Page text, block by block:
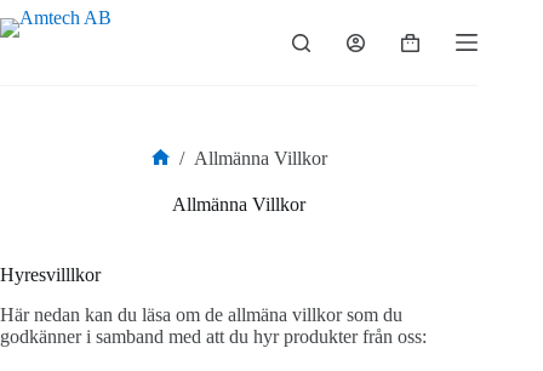
Hoppa
till
Varukorg
/ Allmänna Villkor
Allmänna Villkor
Hyresvilllkor
Här nedan kan du läsa om de allmäna villkor som du
godkänner i samband med att du hyr produkter från oss: